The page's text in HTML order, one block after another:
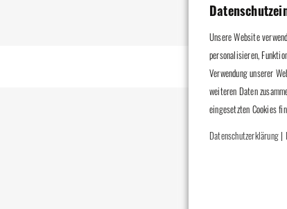
Unsere Website
personalisieren,
Verwendung unserer
weiteren Daten
eingesetzten Cookies
Datenschutzerklärung |